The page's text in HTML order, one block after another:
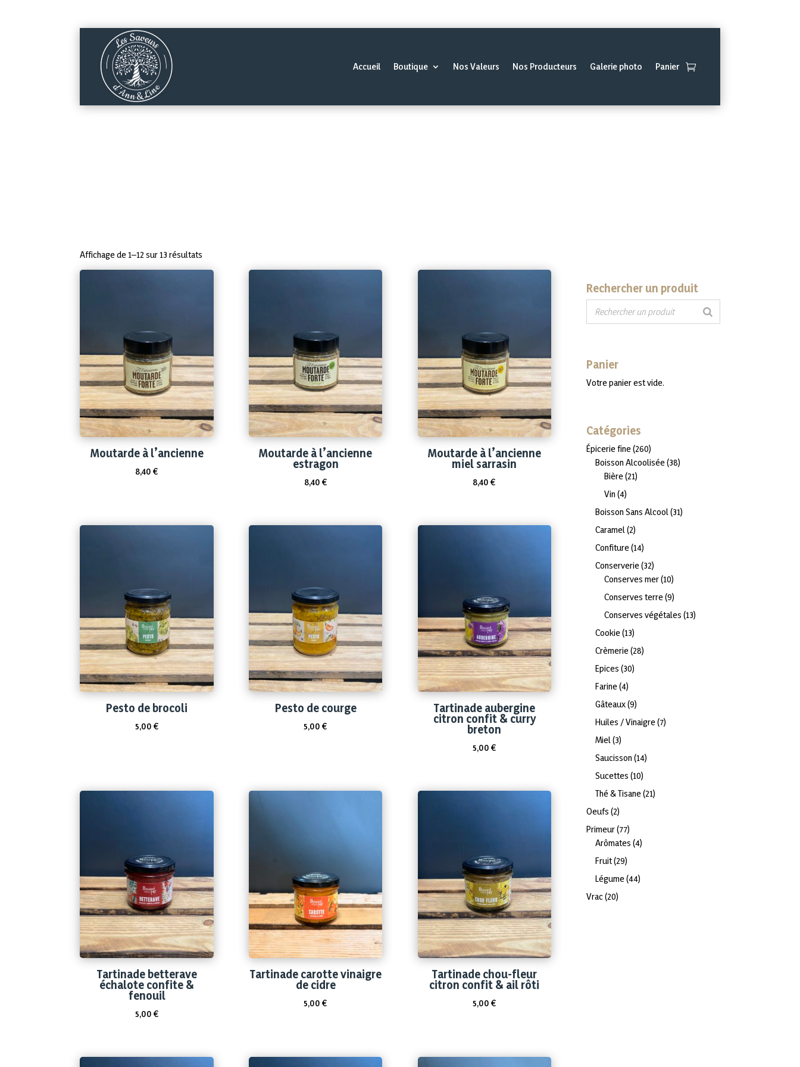
Accueil Boutique Nos Valeurs Nos Producteurs Galerie photo Panier
Affichage de 1–12 sur 13 résultats
Moutarde à l’ancienne
8,40€
Moutarde à l’ancienne
estragon
8,40 €
Moutarde à l’ancienne
miel sarrasin
8,40€
Pesto de brocoli
5,00 €
Pesto de courge
5,00€
Tartinade aubergine
citron confit & curry
breton
5,00 €
Tartinade betterave
échalote confite &
fenouil
5,00 €
Tartinade carotte vinaigre
de cidre
5,00€
Tartinade chou-fleur
citron confit & ail rôti
5,00 €
Rechercher un produit
Panier
Votre panier est vide.
Catégories
Épicerie fine 260260
produits
Boisson Alcoolisée 3838
Bière 2121
Vin 44
produits
Boisson Sans Alcool 3131
Caramel 22
produits
Confiture 1414
produits
Conserverie 3232
produits
Conserves mer 1010
produits
Conserves terre 99
produits
Conserves végétales 1313
Cookie 1313
produits
Crèmerie 2828
Epices 3030
Farine 44
produits
Gâteaux 99
produits
Huiles / Vinaigre 77
Miel 33
produits
Saucisson 1414
Sucettes 1010
produits
Thé & Tisane 2121
Oeufs 22
produits
Primeur 7777
produits
Arômates 44
Fruit 2929
produits
Légume 4444
Vrac 2020